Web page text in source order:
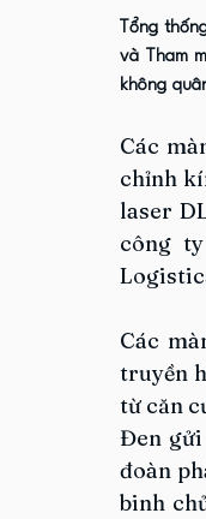
Tổng
và Tham
không
Các
chỉnh
laser
công
Các
truyền
từ căn
Đen
đoàn
binh